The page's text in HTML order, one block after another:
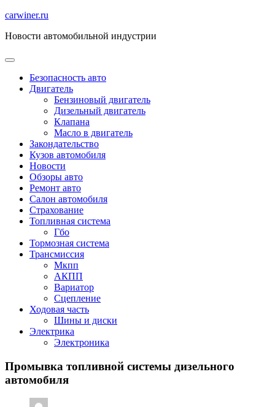
Перейти
содержимому
carwiner.ru
Новости автомобильной индустрии
Безопасность авто
Двигатель
Бензиновый двигатель
Дизельный двигатель
Клапана
Масло в двигатель
Закондательство
Кузов автомобиля
Новости
Обзоры авто
Ремонт авто
Салон автомобиля
Страхование
Топливная система
Гбо
Тормозная система
Трансмиссия
Мкпп
АКПП
Вариатор
Сцепление
Ходовая часть
Шины и диски
Электрика
Электроника
Промывка топливной системы дизельного
автомобиля